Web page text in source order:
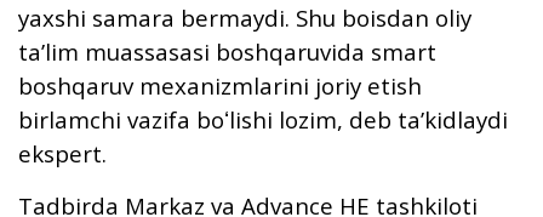
yaxshi samara bermaydi. Shu boisdan oliy
taʼlim muassasasi boshqaruvida smart
boshqaruv mexanizmlarini joriy etish
birlamchi vazifa boʻlishi lozim, deb taʼkidlaydi
ekspert.
Tadbirda Markaz va Advance HE tashkiloti